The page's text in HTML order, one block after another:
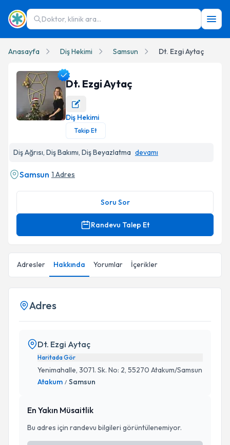
Doktor, klinik ara...
Anasayfa Diş Hekimi Samsun Dt. Ezgi Aytaç
Dt. Ezgi Aytaç Profil Fotoğrafı
Dt. Ezgi Aytaç
Diş Hekimi
Takip Et
Diş Ağrısı, Diş Bakımı, Diş Beyazlatma devamı
Samsun 1 Adres
Soru Sor
Randevu Talep Et
Adresler Hakkında Yorumlar İçerikler
Adres
Dt. Ezgi Aytaç
Haritada Gör
Yenimahalle, 3071. Sk. No: 2, 55270 Atakum/Samsun
Atakum / Samsun
En Yakın Müsaitlik
Bu adres için randevu bilgileri görüntülenemiyor.